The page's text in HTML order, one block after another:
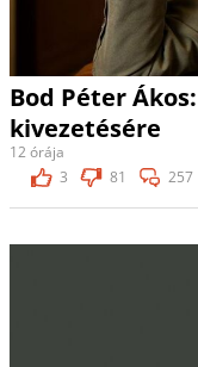
Bod Péter
kivezetésére
12 órája
3
81 257